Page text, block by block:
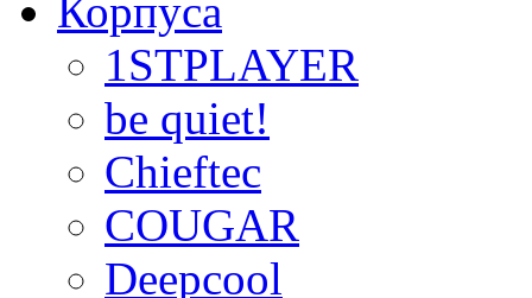
Корпуса
1STPLAYER
be quiet!
Chieftec
COUGAR
Deepcool